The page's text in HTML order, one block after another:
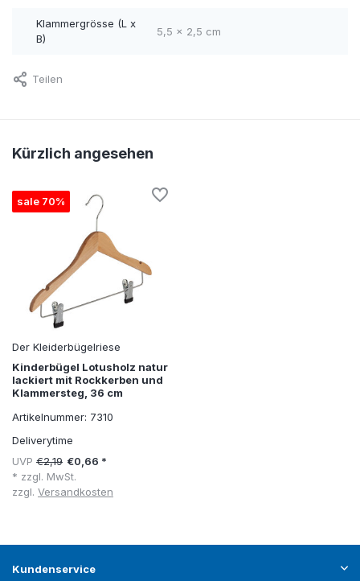
Klammergrösse (L x
B)
5,5 x 2,5 cm
Teilen
Kürzlich angesehen
sale 70%
Der Kleiderbügelriese
Kinderbügel Lotusholz natur
lackiert mit Rockkerben und
Klammersteg, 36 cm
Artikelnummer: 7310
Deliverytime
UVP €2,19 €0,66 *
* zzgl. MwSt.
zzgl. Versandkosten
Kundenservice